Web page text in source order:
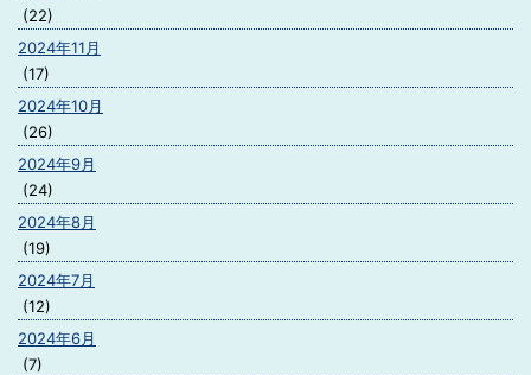
(22)
2024年11月
(17)
2024年10月
(26)
2024年9月
(24)
2024年8月
(19)
2024年7月
(12)
2024年6月
(7)